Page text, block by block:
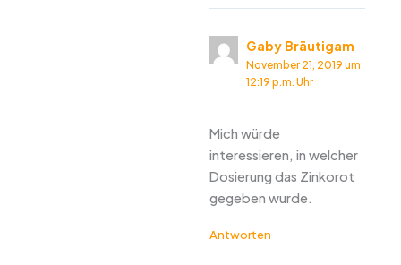
Gaby Bräutigam
November 21, 2019 um
12:19 p.m. Uhr
Mich würde
interessieren, in welcher
Dosierung das Zinkorot
gegeben wurde.
Antworten